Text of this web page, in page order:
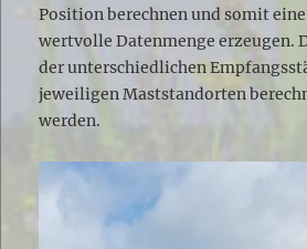
Position berechnen und somit
wertvolle Datenmenge erzeugen.
der unterschiedlichen
jeweiligen Maststandorten
werden.